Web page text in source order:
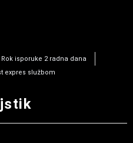
Rok isporuke 2 radna dana
expres službom